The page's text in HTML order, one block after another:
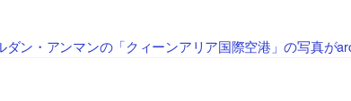
ン・アンマンの「クィーンアリア国際空港」の写真が